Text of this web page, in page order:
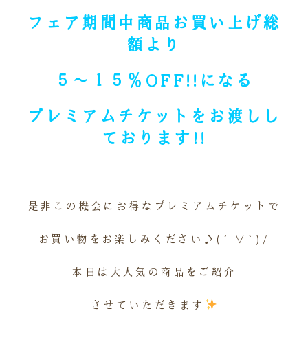
フェア期間中商品お買い上げ総
額より
５～１５％OFF!!になる
プレミアムチケットを お渡しし
ております!!
是非この機会にお得なプレミアムチケットで
お買い物をお楽しみください♪(´▽`)/
本日は大人気の商品をご紹介
させていただきます